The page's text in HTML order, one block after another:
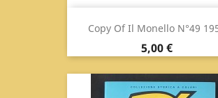
Copy Of Il Monello N°49
Prix
5,00 €